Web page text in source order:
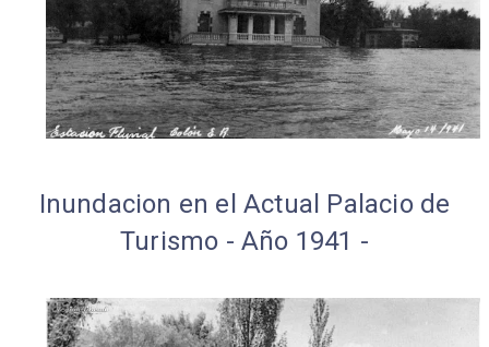
Inundacion en el Actual Palacio de
Turismo - Año 1941 -